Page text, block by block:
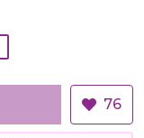
76